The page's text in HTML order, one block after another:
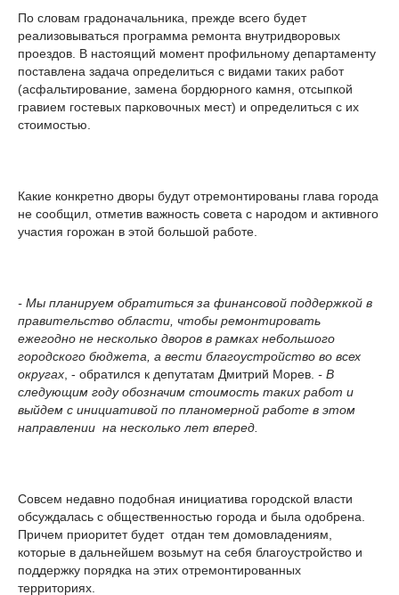
По словам градоначальника, прежде всего будет
реализовываться программа ремонта внутридворовых
проездов. В настоящий момент профильному департаменту
поставлена задача определиться с видами таких работ
(асфальтирование, замена бордюрного камня, отсыпкой
гравием гостевых парковочных мест) и определиться с их
стоимостью.
Какие конкретно дворы будут отремонтированы глава города
не сообщил, отметив важность совета с народом и активного
участия горожан в этой большой работе.
- Мы планируем обратиться за финансовой поддержкой в
правительство области, чтобы ремонтировать
ежегодно не несколько дворов в рамках небольшого
городского бюджета, а вести благоустройство во всех
округах , - обратился к депутатам Дмитрий Морев. - В
следующим году обозначим стоимость таких работ и
выйдем с инициативой по планомерной работе в этом
направлении на несколько лет вперед.
Совсем недавно подобная инициатива городской власти
обсуждалась с общественностью города и была одобрена.
Причем приоритет будет отдан тем домовладениям,
которые в дальнейшем возьмут на себя благоустройство и
поддержку порядка на этих отремонтированных
территориях.